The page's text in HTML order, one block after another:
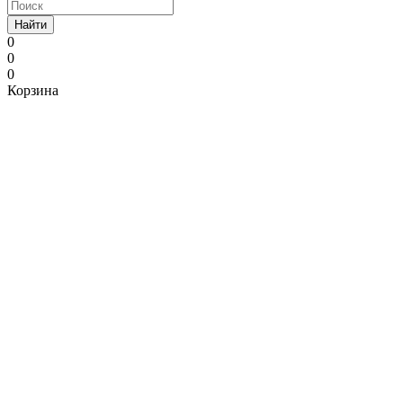
Найти
0
0
0
Корзина